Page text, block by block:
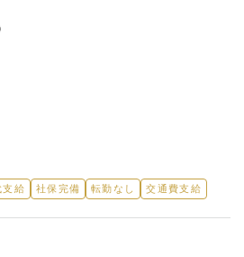
支給 社保完備 転勤なし 交通費支給